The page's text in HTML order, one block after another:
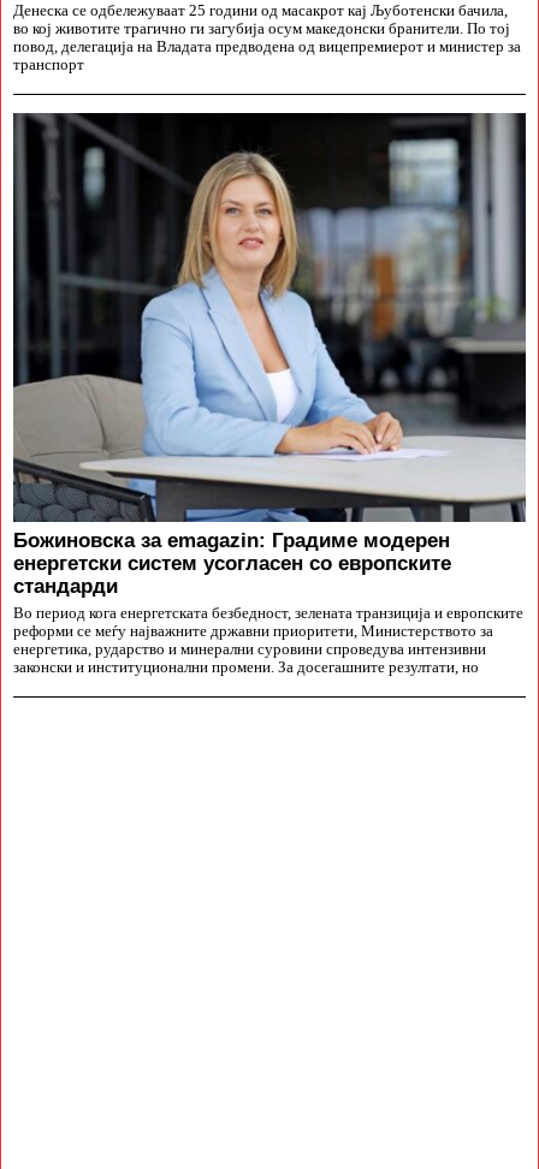
Денеска се одбележуваат 25 години од масакрот кај Љуботенски бачила,
во кој животите трагично ги загубија осум македонски бранители. По тој
повод, делегација на Владата предводена од вицепремиерот и министер за
транспорт
Божиновска за emagazin: Градиме модерен
енергетски систем усогласен со европските
стандарди
Во период кога енергетската безбедност, зелената транзиција и европските
реформи се меѓу најважните државни приоритети, Министерството за
енергетика, рударство и минерални суровини спроведува интензивни
законски и институционални промени. За досегашните резултати, но